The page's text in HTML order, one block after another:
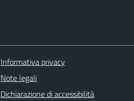
Informativa privacy
Note legali
Dichiarazione di accessibilità